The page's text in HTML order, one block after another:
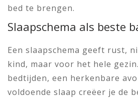
bed te brengen.
Slaapschema als beste
Een slaapschema geeft rust,
kind, maar voor het hele
bedtijden, een herkenbare
voldoende slaap creëer je de